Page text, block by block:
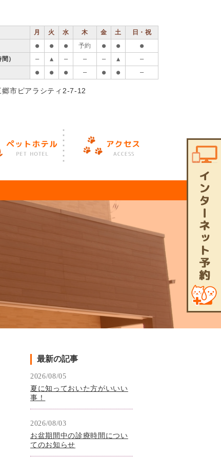
月 火 水 木 金 土
日・祝
● ● ● 予約 ● ●
●
）
― ▲ ― ― ― ▲
―
● ● ● ― ● ● ―
市ピアラシティ2-7-12
最新の記事
2026/08/05
夏に知っておいた方がいいい
事！
2026/08/03
お盆期間中の診療時間につい
てのお知らせ